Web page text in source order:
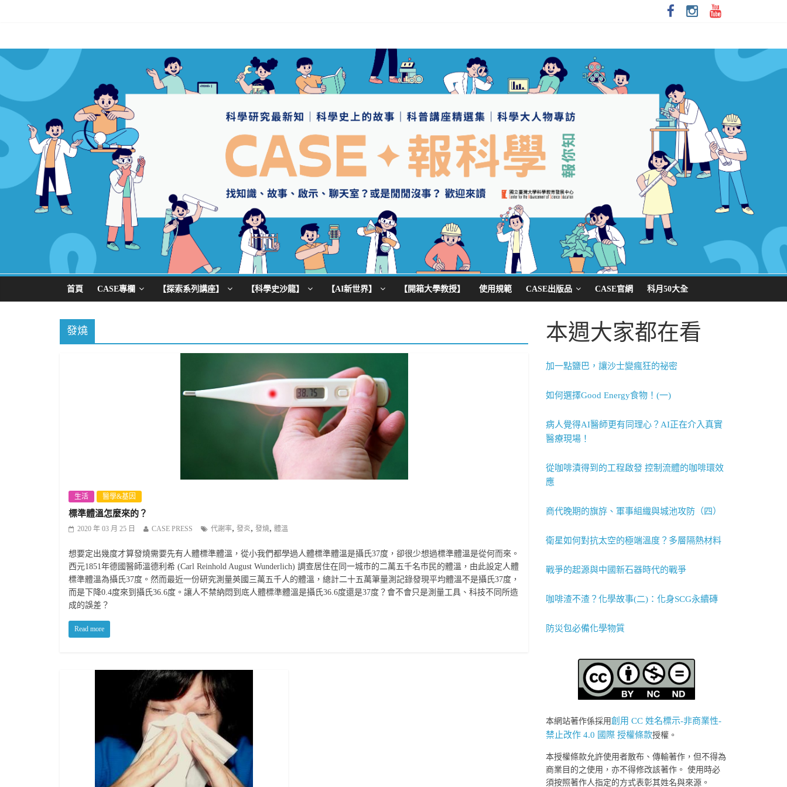
首頁 CASE專欄 【探索系列講座】 【科學史沙龍】 【AI新世界】 【開箱大學教授】 使用規範 CASE出版品 CASE官網 科月50大全
發燒
生活 醫學&基因
標準體溫怎麼來的？
2020 年 03 月 25 日 CASE PRESS 代謝率, 發炎, 發燒, 體溫
想要定出幾度才算發燒需要先有人體標準體溫，從小我們都學過人體標準體溫是攝氏37度，卻很少想過標準體溫是從何而來。
西元1851年德國醫師溫德利希 (Carl Reinhold August Wunderlich) 調查居住在同一城市的二萬五千名市民的體溫，由此設定人體
標準體溫為攝氏37度。然而最近一份研究測量英國三萬五千人的體溫，總計二十五萬筆量測記錄發現平均體溫不是攝氏37度，
而是下降0.4度來到攝氏36.6度。讓人不禁納悶到底人體標準體溫是攝氏36.6度還是37度？會不會只是測量工具、科技不同所造
成的誤差？
Read more
本週大家都在看
加一點鹽巴，讓沙士變瘋狂的祕密
如何選擇Good Energy食物！(一)
病人覺得AI醫師更有同理心？AI正在介入真實
醫療現場！
從咖啡漬得到的工程啟發 控制流體的咖啡環效
應
商代晚期的旗斿、軍事組織與城池攻防（四）
衛星如何對抗太空的極端溫度？多層隔熱材料
戰爭的起源與中國新石器時代的戰爭
咖啡渣不渣？化學故事(二)：化身SCG永續磚
防災包必備化學物質
本網站著作係採用創用 CC 姓名標示-非商業性-
禁止改作 4.0 國際 授權條款授權。
本授權條款允許使用者散布、傳輸著作，但不得為
商業目的之使用，亦不得修改該著作。 使用時必
須按照著作人指定的方式表彰其姓名與來源。